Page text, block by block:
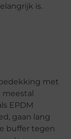
is.
met
meestal
EPDM
gaan lang
buffer tegen